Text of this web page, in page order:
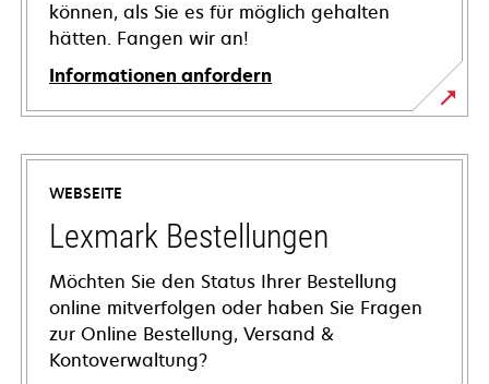
können, als Sie es für möglich gehalten
hätten. Fangen wir an!
Informationen anfordern
WEBSEITE
Lexmark Bestellungen
Möchten Sie den Status Ihrer Bestellung
online mitverfolgen oder haben Sie Fragen
zur Online Bestellung, Versand &
Kontoverwaltung?